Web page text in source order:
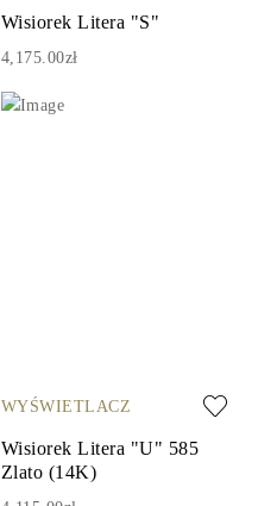
Wisiorek Litera "S"
4,175.00zł
WYŚWIETLACZ
Wisiorek Litera "U" 585
Zlato (14K)